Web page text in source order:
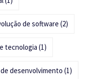
de software (2)
tecnologia (1)
desenvolvimento (1)